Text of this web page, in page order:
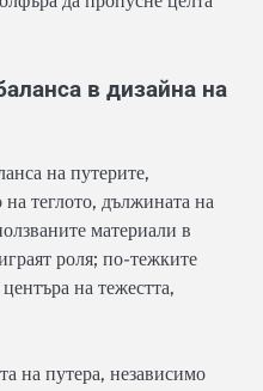
в дизайна на
на путерите,
теглото, дължината на
материали в
роля; по-тежките
на тежестта,
на путера, независимо